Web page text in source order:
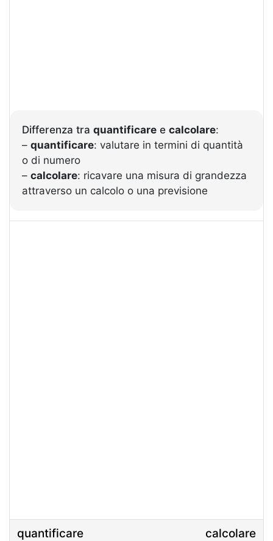
Differenza tra quantificare e calcolare:
– quantificare: valutare in termini di quantità
o di numero
– calcolare: ricavare una misura di grandezza
attraverso un calcolo o una previsione
quantificare calcolare